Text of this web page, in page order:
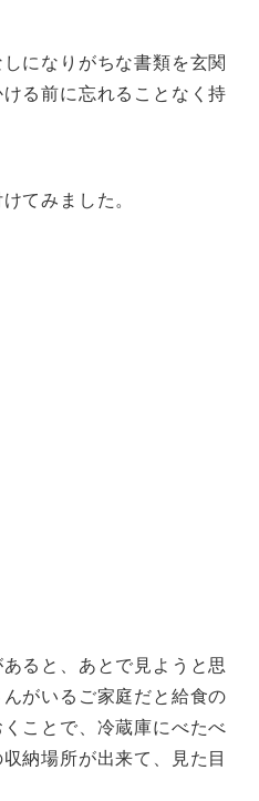
になりがちな書類を玄関
る前に忘れることなく持
てみました。
ると、あとで見ようと思
がいるご家庭だと給食の
ことで、冷蔵庫にべたべ
納場所が出来て、見た目